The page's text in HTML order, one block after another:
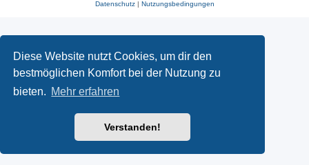
Diese Website nutzt Cookies, um dir den
bestmöglichen Komfort bei der Nutzung zu
bieten. Mehr erfahren
Verstanden!
Datenschutz| Nutzungsbedingungen